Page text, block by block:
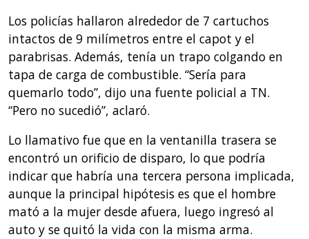
Los policías hallaron alrededor de 7 cartuchos
intactos de 9 milímetros entre el capot y el
parabrisas. Además, tenía un trapo colgando en
tapa de carga de combustible. “Sería para
quemarlo todo”, dijo una fuente policial a TN.
“Pero no sucedió”, aclaró.
Lo llamativo fue que en la ventanilla trasera se
encontró un orificio de disparo, lo que podría
indicar que habría una tercera persona implicada,
aunque la principal hipótesis es que el hombre
mató a la mujer desde afuera, luego ingresó al
auto y se quitó la vida con la misma arma.